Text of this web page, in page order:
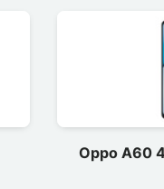
Oppo A60